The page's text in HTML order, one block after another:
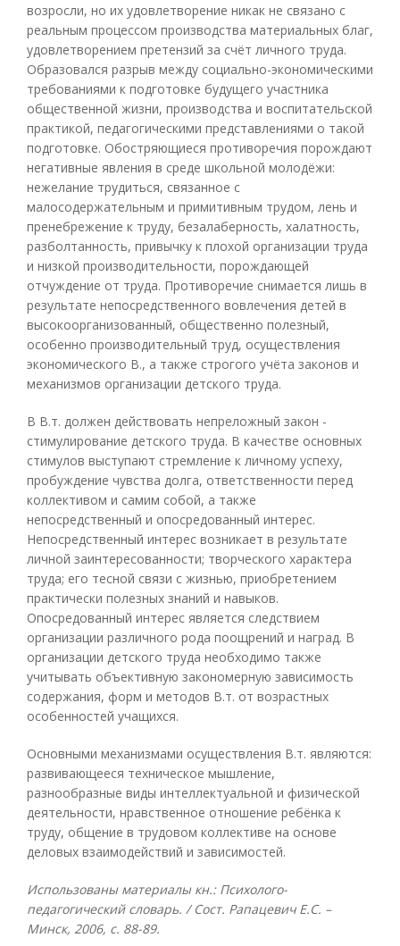
возросли, но их удовлетворение никак не связано с
реальным процессом производства материальных благ,
удовлетворением претензий за счёт личного труда.
Образовался разрыв между социально-экономическими
требованиями к подготовке будущего участника
общественной жизни, производства и воспитательской
практикой, педагогическими представлениями о такой
подготовке. Обостряющиеся противоречия порождают
негативные явления в среде школьной молодёжи:
нежелание трудиться, связанное с
малосодержательным и примитивным трудом, лень и
пренебрежение к труду, безалаберность, халатность,
разболтанность, привычку к плохой организации труда
и низкой производительности, порождающей
отчуждение от труда. Противоречие снимается лишь в
результате непосредственного вовлечения детей в
высокоорганизованный, общественно полезный,
особенно производительный труд, осуществления
экономического В., а также строгого учёта законов и
механизмов организации детского труда.
В В.т. должен действовать непреложный закон -
стимулирование детского труда. В качестве основных
стимулов выступают стремление к личному успеху,
пробуждение чувства долга, ответственности перед
коллективом и самим собой, а также
непосредственный и опосредованный интерес.
Непосредственный интерес возникает в результате
личной заинтересованности; творческого характера
труда; его тесной связи с жизнью, приобретением
практически полезных знаний и навыков.
Опосредованный интерес является следствием
организации различного рода поощрений и наград. В
организации детского труда необходимо также
учитывать объективную закономерную зависимость
содержания, форм и методов В.т. от возрастных
особенностей учащихся.
Основными механизмами осуществления В.т. являются:
развивающееся техническое мышление,
разнообразные виды интеллектуальной и физической
деятельности, нравственное отношение ребёнка к
труду, общение в трудовом коллективе на основе
деловых взаимодействий и зависимостей.
Использованы материалы кн.: Психолого-
педагогический словарь. / Сост. Рапацевич Е.С. –
Минск, 2006, с. 88-89.